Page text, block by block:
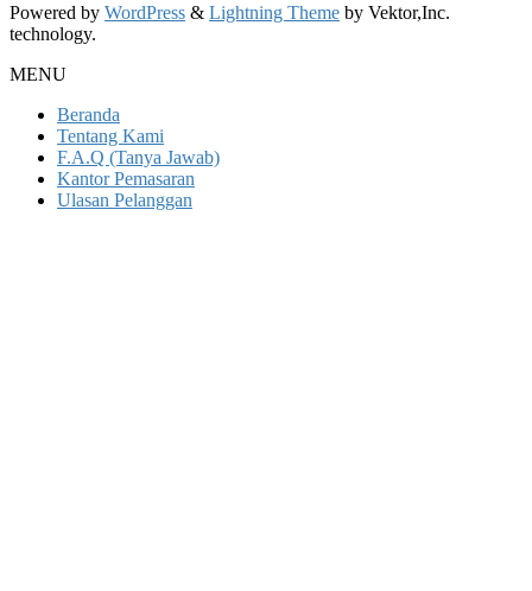
Powered by WordPress & Lightning Theme by Vektor,Inc.
technology.
MENU
Beranda
Tentang Kami
F.A.Q (Tanya Jawab)
Kantor Pemasaran
Ulasan Pelanggan